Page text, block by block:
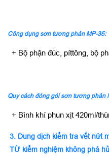
Công dụng sơn tương phản MP-35:
+ Bộ phận đúc, píttông, bộ
Quy cách đóng gói sơn tương phản
+ Bình khí phun xịt 420ml/
3. Dung dịch kiểm tra vết nứt
TỪ kiểm nghiệm không phá